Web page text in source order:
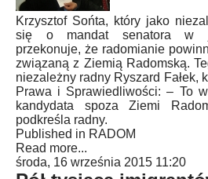
Krzysztof Sońta, który jako
się o mandat senatora w
przekonuje, że radomianie
związaną z Ziemią Radomską.
niezależny radny Ryszard Fałek,
Prawa i Sprawiedliwości: – To
kandydata spoza Ziemi
podkreśla radny.
Published in RADOM
Read more...
środa, 16 września 2015 11:20